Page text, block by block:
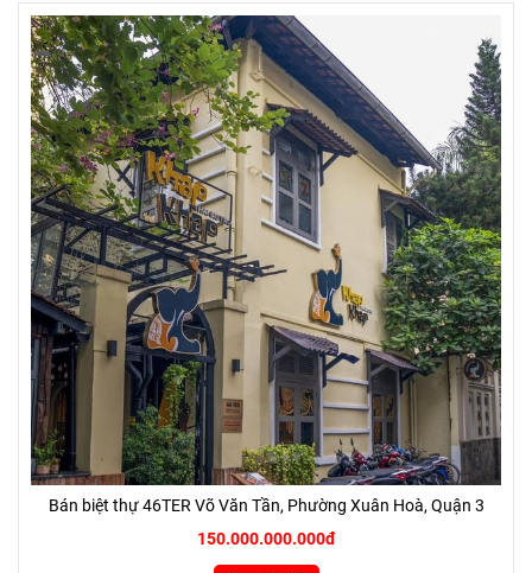
Bán biệt thự 46TER Võ Văn Tần, Phường Xuân Hoà, Quận 3
150.000.000.000đ